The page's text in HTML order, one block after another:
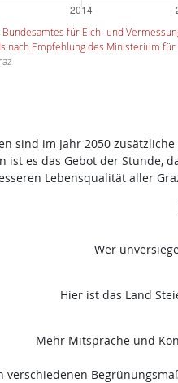
für Eich- und
nach Empfehlung des Ministerium
sind im Jahr 2050
ist es das Gebot der Stunde,
Lebensqualität aller
Wer
Hier ist das Land
Mehr Mitsprache und
verschiedenen